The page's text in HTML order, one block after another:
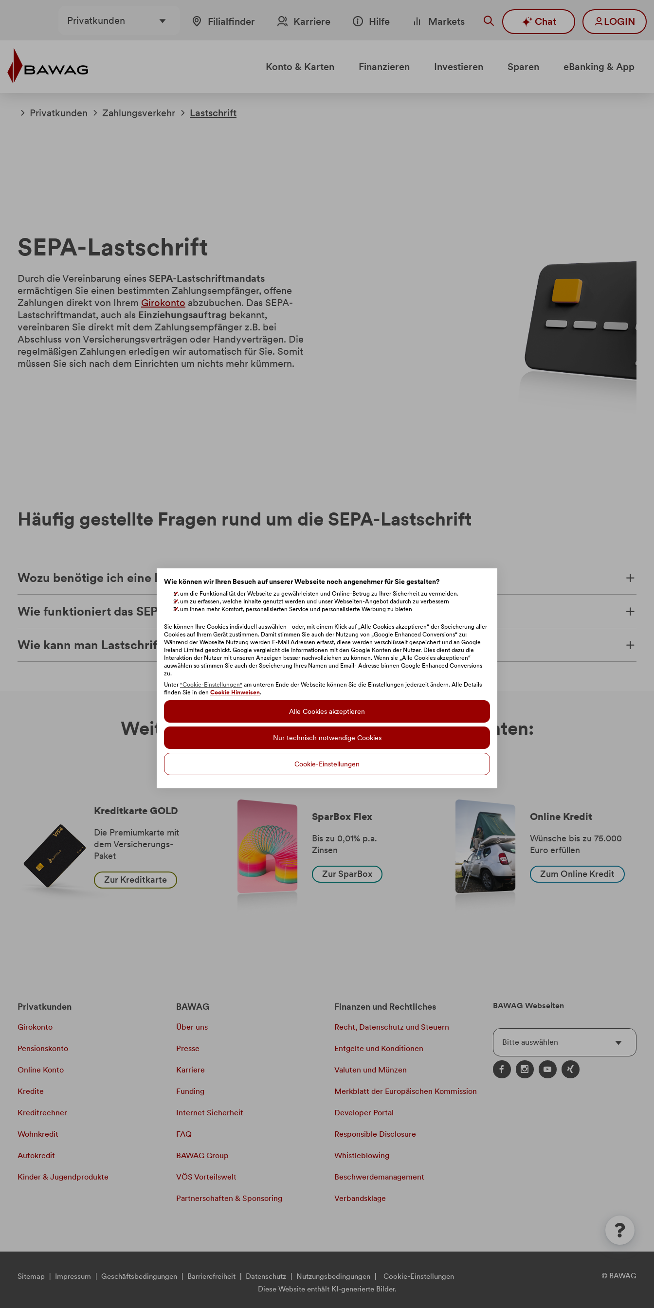
Privatkunden Filialfinder Karriere Hilfe Markets Chat LOGIN
Konto & Karten Finanzieren Investieren Sparen eBanking & App
Privatkunden Zahlungsverkehr Lastschrift
SEPA-Lastschrift
Durch die Vereinbarung eines SEPA-Lastschriftmandats
ermächtigen Sie einen bestimmten Zahlungsempfänger, offene
Zahlungen direkt von Ihrem Girokonto abzubuchen. Das SEPA-
Lastschriftmandat, auch als Einziehungsauftrag bekannt,
vereinbaren Sie direkt mit dem Zahlungsempfänger z.B. bei
Abschluss von Versicherungsverträgen oder Handyverträgen. Die
regelmäßigen Zahlungen erledigen wir automatisch für Sie. Somit
müssen Sie sich nach dem Einrichten um nichts mehr kümmern.
Häufig gestellte Fragen rund um die SEPA-Lastschrift
Wozu benötige ich eine Lastschrift?
Wie funktioniert das SEPA-Lastschriftmandat?
Wie kann man Lastschriften ändern oder stornieren?
Weitere Produkte, die Sie interessieren könnten:
Kreditkarte GOLD
Die Premiumkarte mit
dem Versicherungs-
Paket
Zur Kreditkarte
SparBox Flex
Bis zu 0,01% p.a.
Zinsen
Zur SparBox
Online Kredit
Wünsche bis zu 75.000
Euro erfüllen
Zum Online Kredit
Privatkunden
Girokonto
Pensionskonto
Online Konto
Kredite
Kreditrechner
Wohnkredit
Autokredit
Kinder & Jugendprodukte
BAWAG
Über uns
Presse
Karriere
Funding
Internet Sicherheit
FAQ
BAWAG Group
VÖS Vorteilswelt
Partnerschaften & Sponsoring
Finanzen und Rechtliches
Recht, Datenschutz und Steuern
Entgelte und Konditionen
Valuten und Münzen
Merkblatt der Europäischen Kommission
Developer Portal
Responsible Disclosure
Whistleblowing
Beschwerdemanagement
Verbandsklage
BAWAG Webseiten
Bitte auswählen
Sitemap Impressum Geschäftsbedingungen Barrierefreiheit Datenschutz Nutzungsbedingungen Cookie-Einstellungen
© BAWAG
Diese Website enthält KI-generierte Bilder.
Wie können wir Ihren Besuch auf unserer Webseite noch angenehmer für Sie gestalten?
um die Funktionalität der Webseite zu gewährleisten und Online-Betrug zu Ihrer Sicherheit zu vermeiden.
um zu erfassen, welche Inhalte genutzt werden und unser Webseiten-Angebot dadurch zu verbessern
um Ihnen mehr Komfort, personalisierten Service und personalisierte Werbung zu bieten
Sie können Ihre Cookies individuell auswählen - oder, mit einem Klick auf „Alle Cookies akzeptieren“ der Speicherung aller
Cookies auf Ihrem Gerät zustimmen. Damit stimmen Sie auch der Nutzung von „Google Enhanced Conversions“ zu:
Während der Webseite Nutzung werden E-Mail Adressen erfasst, diese werden verschlüsselt gespeichert und an Google
Ireland Limited geschickt. Google vergleicht die Informationen mit den Google Konten der Nutzer. Dies dient dazu die
Interaktion der Nutzer mit unseren Anzeigen besser nachvollziehen zu können. Wenn sie „Alle Cookies akzeptieren“
auswählen so stimmen Sie auch der Speicherung Ihres Namen und Email- Adresse binnen Google Enhanced Conversions
zu.
Unter"Cookie-Einstellungen" am unteren Ende der Webseite können Sie die Einstellungen jederzeit ändern. Alle Details
finden Sie in den Cookie Hinweisen.
Alle Cookies akzeptieren
Nur technisch notwendige Cookies
Cookie-Einstellungen